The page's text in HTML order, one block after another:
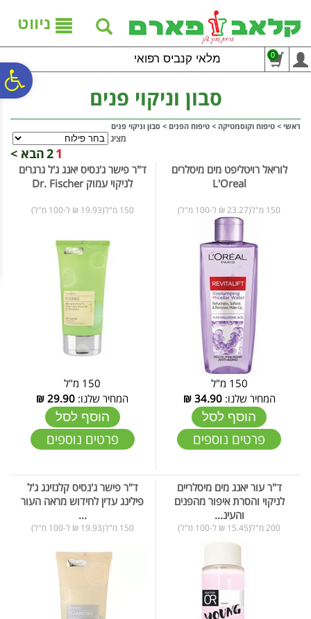
נגישות
אתר
המרכזי
ניווט
מלאי קנביס רפואי 0
סבון וניקוי פנים
ראשי > טיפוח וקוסמטיקה > טיפוח הפנים > סבון וניקוי פנים
מציג
1
2הבא >
לוריאל רויטליפט מים מיסלרים
L'Oreal
150 מ"ל(23.27 ₪ ל-100 מ"ל)
150 מ"ל
המחיר שלנו:34.90
₪
הוסף לסל
פרטים נוספים
ד"ר פישר ג'נסיס יאנג ג'ל גרגרים
לניקוי עמוק Dr. Fischer
150 מ"ל(19.93 ₪ ל-100 מ"ל)
150 מ"ל
המחיר שלנו: 29.90
₪
הוסף לסל
פרטים נוספים
ד"ר עור יאנג מים מיסלריים
לניקוי והסרת איפור מהפנים
והעינ...
200 מ"ל(15.45 ₪ ל-100 מ"ל)
ד"ר פישר ג'נסיס קלנזינג ג'ל
פילינג עדין לחידוש מראה העור
...
150 מ"ל(19.93 ₪ ל-100 מ"ל)